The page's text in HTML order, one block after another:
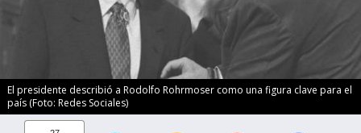
El presidente describió a Rodolfo Rohrmoser como una figura clave para el
país (Foto: Redes Sociales)